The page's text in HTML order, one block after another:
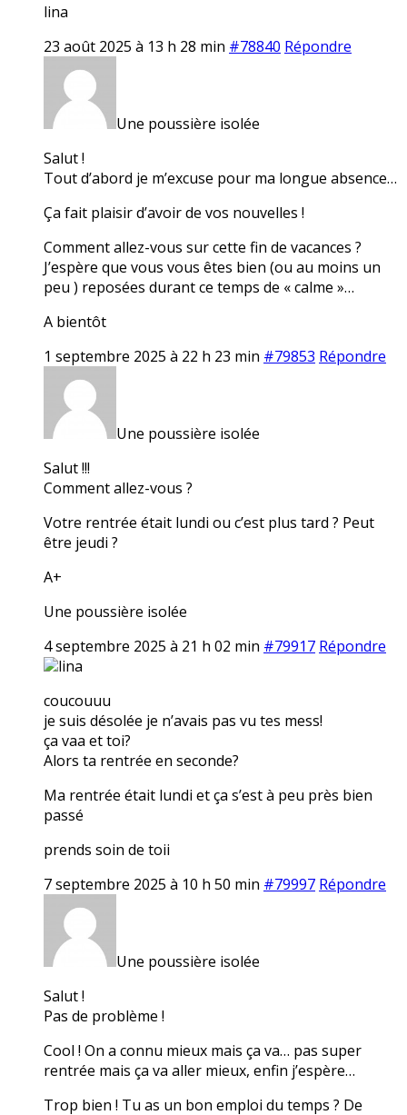
lina
23 août 2025 à 13 h 28 min #78840 Répondre
Une poussière isolée
Salut !
Tout d’abord je m’excuse pour ma longue absence…
Ça fait plaisir d’avoir de vos nouvelles !
Comment allez-vous sur cette fin de vacances ?
J’espère que vous vous êtes bien (ou au moins un
peu ) reposées durant ce temps de « calme »…
A bientôt
1 septembre 2025 à 22 h 23 min #79853 Répondre
Une poussière isolée
Salut !!!
Comment allez-vous ?
Votre rentrée était lundi ou c’est plus tard ? Peut
être jeudi ?
A+
Une poussière isolée
4 septembre 2025 à 21 h 02 min #79917 Répondre
lina
coucouuu
je suis désolée je n’avais pas vu tes mess!
ça vaa et toi?
Alors ta rentrée en seconde?
Ma rentrée était lundi et ça s’est à peu près bien
passé
prends soin de toii
7 septembre 2025 à 10 h 50 min #79997 Répondre
Une poussière isolée
Salut !
Pas de problème !
Cool ! On a connu mieux mais ça va… pas super
rentrée mais ça va aller mieux, enfin j’espère…
Trop bien ! Tu as un bon emploi du temps ? De